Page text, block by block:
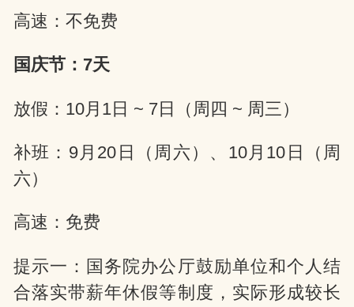
高速：不免费
国庆节：7天
放假：10月1日 ~ 7日（周四 ~ 周三）
补班：9月20日（周六）、10月10日（周
六）
高速：免费
提示一：国务院办公厅鼓励单位和个人结
合落实带薪年休假等制度，实际形成较长